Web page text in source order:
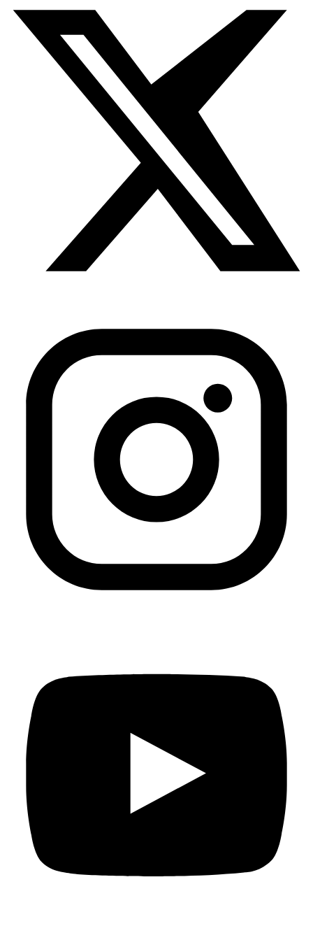
Ilustración de libros infantiles – Mohamed Taha: De
otra manera.
Artista e ilustrador egipcio especializado
en ilustraciones de libros infantiles y caricaturas. Durante
su larga carrera ha creado varias historietas y tiras
cómicas para revistas como Alaa El Din, Majid, Bassem, y
el periódico Al Shuruk. Ha ilustrado un gran número de
libros para niños publicados por editoriales como Tree
House Publishing o Nahdet Misr.
Caricatura editorial – Sara Qaed.
Artista bahreiní,
residente en Reino Unido. Sus caricaturas se centran en
llevado a experimentar diferentes métodos y materiales
para crear este tipo de arte.
Novela gráfica – Dra. Lena Merhej: Salam a Marseille.
Artista visual libanesa y experta en novela gráfica. Es
cofundadora de Samandal Comics y fundadora de Story
Center, que ofrece cursos profesionales de animación,
ilustración y cómic. Ha ilustrado más de 30 libros infantiles
en árabe, y asimismo ha creado una gran cantidad de
animaciones y cómics. Su obra ha sido expuesta
internacionalmente, haciéndola merecedora de
numerosos premios.
palestino. Ha participado en numerosas exposiciones
locales e internacionales, como Urban Mood (2006) y
Everyday Rhythm (2019). También ha trabajado como
director artístico de dibujos animados, y ha ilustrado 30
libros infantiles. En 2016 ganó el Premio Etisalat a la mejor
ilustración, y en 2018 recibió otro premio Etisalat, esa vez
al libro del año.
Cómic – Hussein Adil: Black rain.Nacido en Iraq en 1994.